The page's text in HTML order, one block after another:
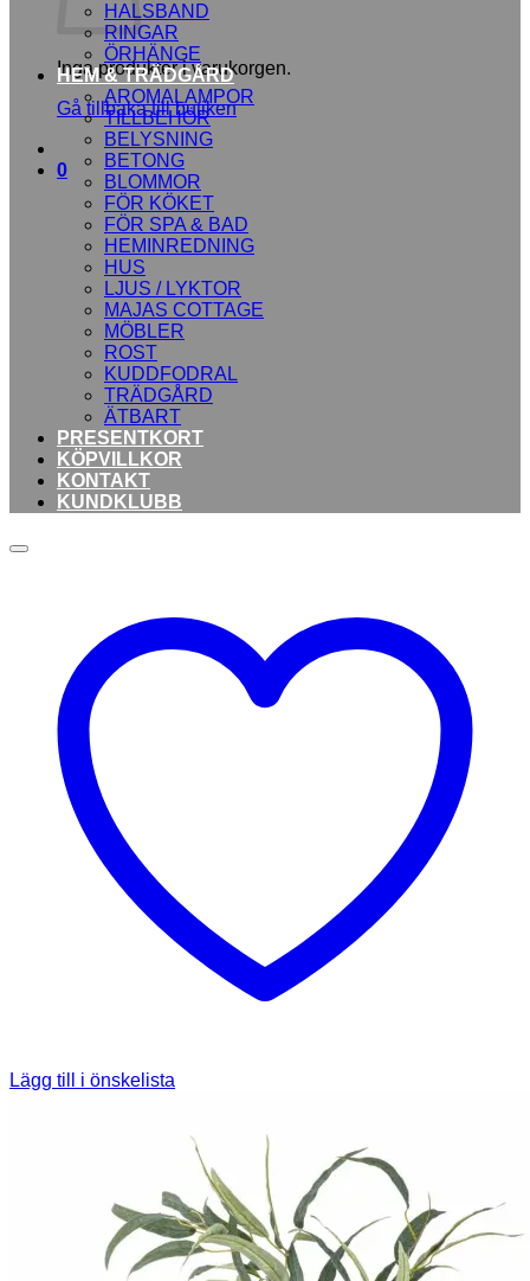
Inga produkter i varukorgen.
Gå tillbaka till butiken
0
HALSBAND
RINGAR
ÖRHÄNGE
HEM & TRÄDGÅRD
AROMALAMPOR
TILLBEHÖR
BELYSNING
BETONG
BLOMMOR
FÖR KÖKET
FÖR SPA & BAD
HEMINREDNING
HUS
LJUS / LYKTOR
MAJAS COTTAGE
MÖBLER
ROST
KUDDFODRAL
TRÄDGÅRD
ÄTBART
PRESENTKORT
KÖPVILLKOR
KONTAKT
KUNDKLUBB
Lägg till i önskelista